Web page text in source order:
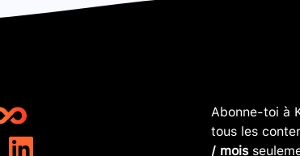
Abonne-toi à
tous les
/ mois